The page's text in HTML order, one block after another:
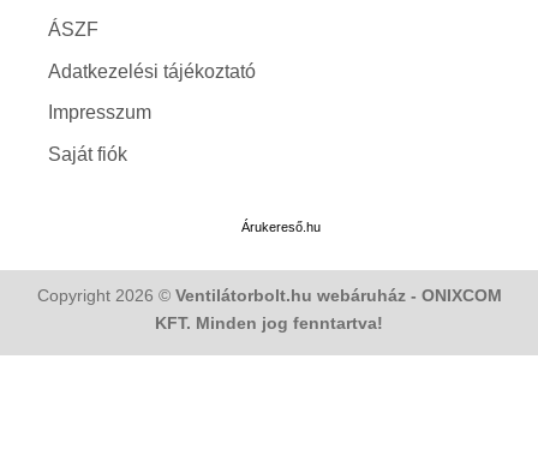
ÁSZF
Adatkezelési tájékoztató
Impresszum
Saját fiók
Árukereső.hu
Copyright 2026 © Ventilátorbolt.hu webáruház - ONIXCOM
KFT. Minden jog fenntartva!